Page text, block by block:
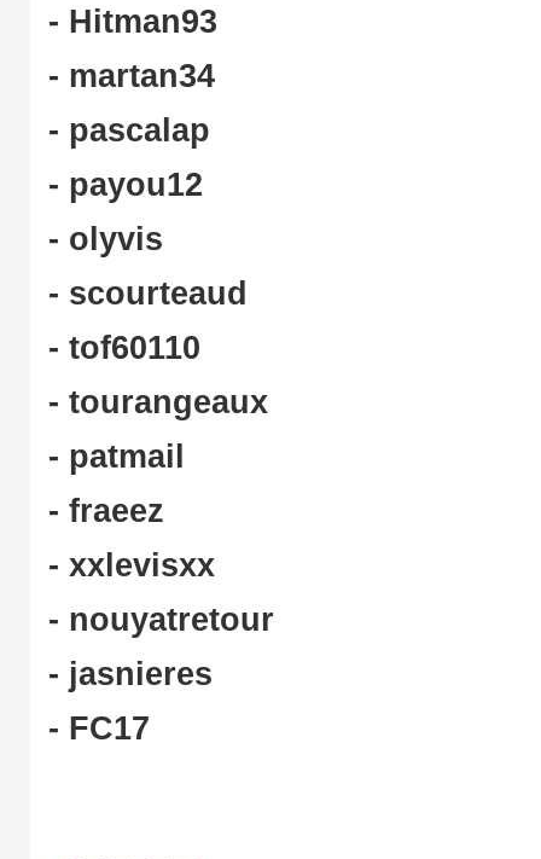
- Hitman93
- martan34
- pascalap
- payou12
- olyvis
- scourteaud
- tof60110
- tourangeaux
- patmail
- fraeez
- xxlevisxx
- nouyatretour
- jasnieres
- FC17